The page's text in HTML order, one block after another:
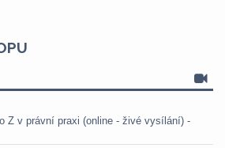
Z v právní praxi (online - živé vysílání) -